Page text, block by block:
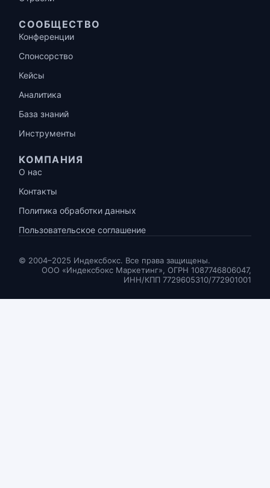
СООБЩЕСТВО
Конференции
Спонсорство
Кейсы
Аналитика
База знаний
Инструменты
КОМПАНИЯ
О нас
Контакты
Политика обработки данных
Пользовательское соглашение
© 2004–2025 Индексбокс. Все права защищены.
ООО «Индексбокс Маркетинг», ОГРН 1087746806047,
ИНН/КПП 7729605310/772901001